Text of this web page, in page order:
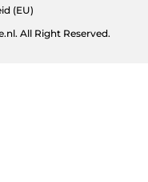
(EU)
All Right Reserved.